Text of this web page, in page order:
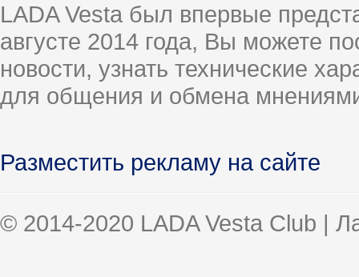
LADA Vesta был впервые
августе 2014 года, Вы можете
новости, узнать технические
для общения и обмена
Разместить рекламу на сайте
© 2014-2020 LADA Vesta Club |